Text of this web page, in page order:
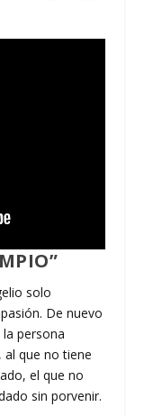
solo
De nuevo
persona
al que no tiene
el que no
sin porvenir.